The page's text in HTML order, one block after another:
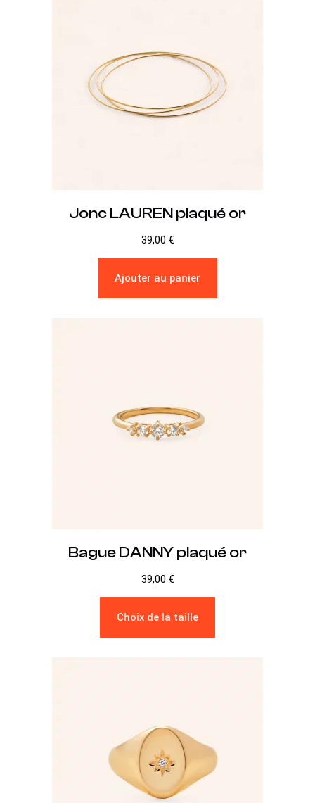
Jonc LAUREN plaqué or
39,00 €
Ajouter au panier
Bague DANNY plaqué or
39,00 €
Choix de la taille